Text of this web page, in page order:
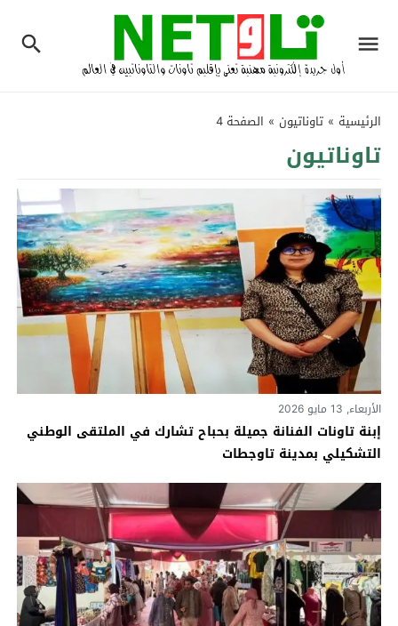
الرئيسية » تاوناتيون » الصفحة 4
تاوناتيون
الأربعاء, 13 مايو 2026
إبنة تاونات الفنانة جميلة بحباح تشارك في الملتقى الوطني
التشكيلي بمدينة تاوجطات